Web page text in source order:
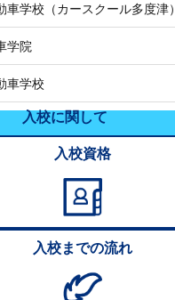
車学校（カースクール多度津）
学院
車学校
入校に関して
入校資格
入校までの流れ